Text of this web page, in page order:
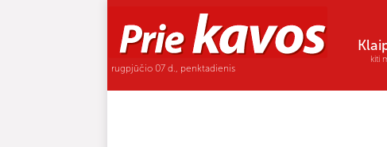
rugpjūčio 07 d., penktadienis
kiti